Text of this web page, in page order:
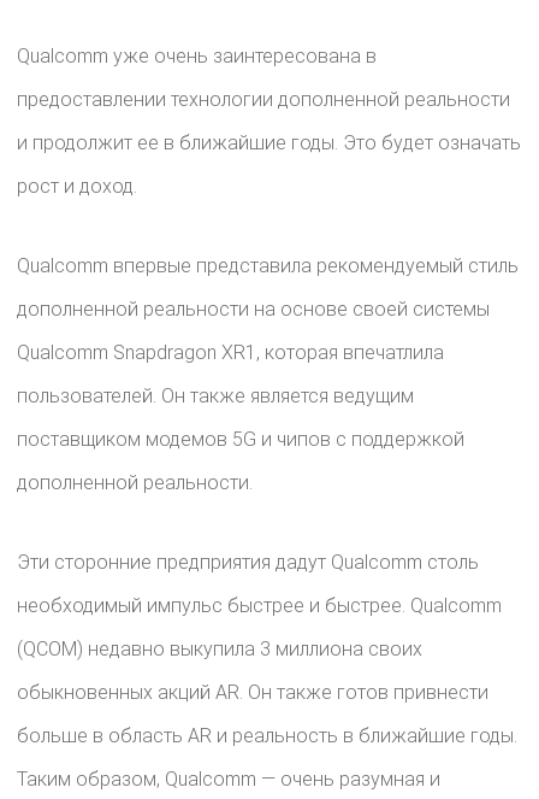
Qualcomm уже очень заинтересована в
предоставлении технологии дополненной реальности
и продолжит ее в ближайшие годы. Это будет означать
рост и доход.
Qualcomm впервые представила рекомендуемый стиль
дополненной реальности на основе своей системы
Qualcomm Snapdragon XR1, которая впечатлила
пользователей. Он также является ведущим
поставщиком модемов 5G и чипов с поддержкой
дополненной реальности.
Эти сторонние предприятия дадут Qualcomm столь
необходимый импульс быстрее и быстрее. Qualcomm
(QCOM) недавно выкупила 3 ​​миллиона своих
обыкновенных акций AR. Он также готов привнести
больше в область AR и реальность в ближайшие годы.
Таким образом, Qualcomm — очень разумная и